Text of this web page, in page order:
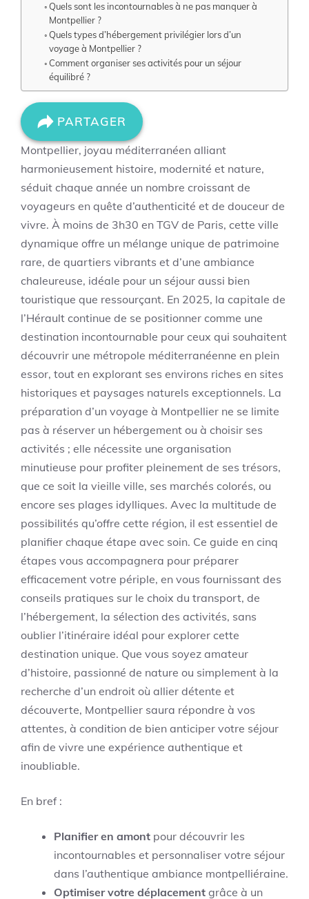
Quels sont les incontournables à ne pas manquer à
Montpellier ?
Quels types d’hébergement privilégier lors d’un
voyage à Montpellier ?
Comment organiser ses activités pour un séjour
équilibré ?
PARTAGER
Montpellier, joyau méditerranéen alliant
harmonieusement histoire, modernité et nature,
séduit chaque année un nombre croissant de
voyageurs en quête d’authenticité et de douceur de
vivre. À moins de 3h30 en TGV de Paris, cette ville
dynamique offre un mélange unique de patrimoine
rare, de quartiers vibrants et d’une ambiance
chaleureuse, idéale pour un séjour aussi bien
touristique que ressourçant. En 2025, la capitale de
l’Hérault continue de se positionner comme une
destination incontournable pour ceux qui souhaitent
découvrir une métropole méditerranéenne en plein
essor, tout en explorant ses environs riches en sites
historiques et paysages naturels exceptionnels. La
préparation d’un voyage à Montpellier ne se limite
pas à réserver un hébergement ou à choisir ses
activités ; elle nécessite une organisation
minutieuse pour profiter pleinement de ses trésors,
que ce soit la vieille ville, ses marchés colorés, ou
encore ses plages idylliques. Avec la multitude de
possibilités qu’offre cette région, il est essentiel de
planifier chaque étape avec soin. Ce guide en cinq
étapes vous accompagnera pour préparer
efficacement votre périple, en vous fournissant des
conseils pratiques sur le choix du transport, de
l’hébergement, la sélection des activités, sans
oublier l’itinéraire idéal pour explorer cette
destination unique. Que vous soyez amateur
d’histoire, passionné de nature ou simplement à la
recherche d’un endroit où allier détente et
découverte, Montpellier saura répondre à vos
attentes, à condition de bien anticiper votre séjour
afin de vivre une expérience authentique et
inoubliable.
En bref :
Planifier en amont pour découvrir les
incontournables et personnaliser votre séjour
dans l’authentique ambiance montpelliéraine.
Optimiser votre déplacement grâce à un